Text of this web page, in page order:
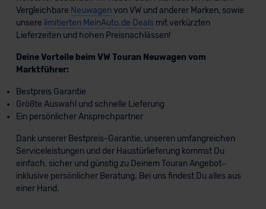
Vergleichbare Neuwagenvon VW und anderer Marken, sowie
unsere limitierten MeinAuto.de Dealsmit verkürzten
Lieferzeiten und hohen Preisnachlässen!
Deine Vorteile beim VW Touran Neuwagen vom
Marktführer:
Bestpreis Garantie
Größte Auswahl und schnelle Lieferung
Ein persönlicher Ansprechpartner
Dank unserer Bestpreis-Garantie, unseren umfangreichen
Serviceleistungen und der Haustürlieferung kommst Du
einfach, sicher und günstig zu Deinem Touran Angebot–
inklusive persönlicher Beratung. Bei uns findest Du alles aus
einer Hand.